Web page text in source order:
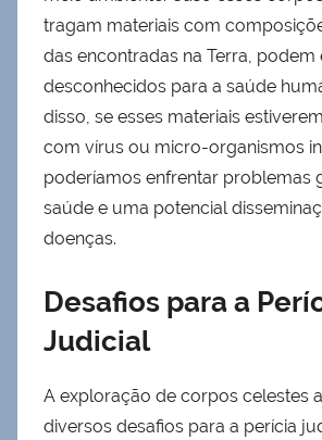
tragam materiais com
das encontradas na Terra, podem
desconhecidos para a saúde
disso, se esses materiais
com vírus ou micro-organismos
poderíamos enfrentar problemas
saúde e uma potencial
doenças.
Desafios para a
Judicial
A exploração de corpos celestes
diversos desafios para a perícia